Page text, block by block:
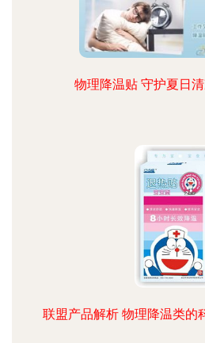
物理降温贴 守护夏日
联盟产品解析 物理降温类的